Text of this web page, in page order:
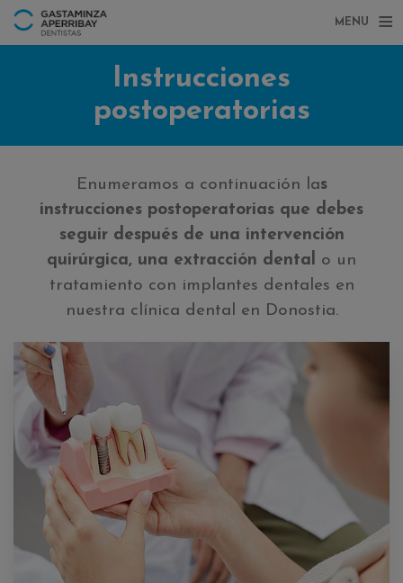
MENU
Instrucciones
postoperatorias
Enumeramos a continuación las
instrucciones postoperatorias que debes
seguir después de una intervención
quirúrgica, una extracción dental o un
tratamiento con implantes dentales en
nuestra clínica dental en Donostia.